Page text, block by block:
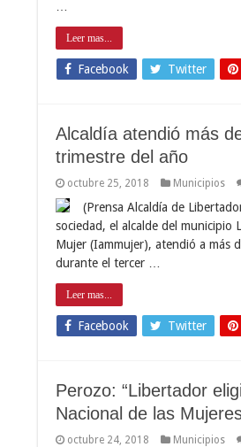
Leer mas...
Facebook Twitter
Alcaldía atendió más
trimestre del año
octubre 25, 2018 Municipios
(Prensa Alcaldía de
sociedad, el alcalde del
Mujer (Iammujer), atendió a más
durante el tercer …
Leer mas...
Facebook Twitter
Perozo: “Libertador
Nacional de las
octubre 24, 2018 Municipios